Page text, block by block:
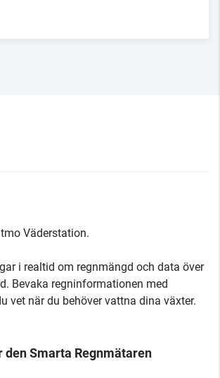
Väderstation.
i realtid om regnmängd och data över
Bevaka regninformationen med
vet när du behöver vattna dina växter.
den Smarta Regnmätaren